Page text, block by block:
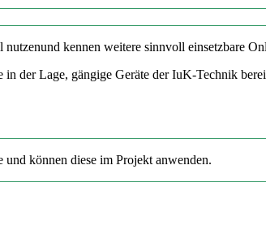
kennen weitere sinnvoll einsetzbare
der Lage, gängige Geräte der IuK-Technik
können diese im Projekt anwenden.